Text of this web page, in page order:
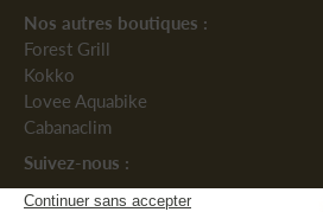
Nos autres boutiques :
Forest Grill
Kokko
Lovee Aquabike
Cabanaclim
Suivez-nous :